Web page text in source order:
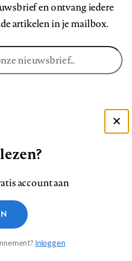
en ontvang iedere
artikelen in je mailbox.
YouTube
Privacy
vragen verdienen
antwoorden
account aan
Inloggen